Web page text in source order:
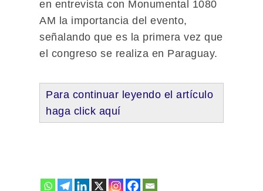
en entrevista con Monumental 1080
AM la importancia del evento,
señalando que es la primera vez que
el congreso se realiza en Paraguay.
Para continuar leyendo el artículo
haga click aquí